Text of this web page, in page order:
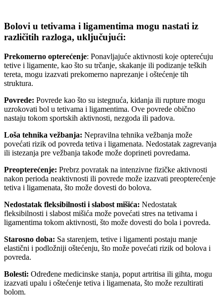
Bolovi u tetivama i ligamentima mogu nastati iz
različitih razloga, uključujući:
Prekomerno opterećenje: Ponavljajuće aktivnosti koje opterećuju
tetive i ligamente, kao što su trčanje, skakanje ili podizanje teških
tereta, mogu izazvati prekomerno naprezanje i oštećenje tih
struktura.
Povrede: Povrede kao što su istegnuća, kidanja ili rupture mogu
uzrokovati bol u tetivama i ligamentima. Ove povrede obično
nastaju tokom sportskih aktivnosti, nezgoda ili padova.
Loša tehnika vežbanja: Nepravilna tehnika vežbanja može
povećati rizik od povreda tetiva i ligamenata. Nedostatak zagrevanja
ili istezanja pre vežbanja takođe može doprineti povredama.
Preopterećenje: Prebrz povratak na intenzivne fizičke aktivnosti
nakon perioda neaktivnosti ili povrede može izazvati preopterećenje
tetiva i ligamenata, što može dovesti do bolova.
Nedostatak fleksibilnosti i slabost mišića: Nedostatak
fleksibilnosti i slabost mišića može povećati stres na tetivama i
ligamentima tokom aktivnosti, što može dovesti do bola i povreda.
Starosno doba: Sa starenjem, tetive i ligamenti postaju manje
elastični i podložniji oštećenju, što može povećati rizik od bolova i
povreda.
Bolesti: Određene medicinske stanja, poput artritisa ili gihta, mogu
izazvati upalu i oštećenje tetiva i ligamenata, što može rezultirati
bolom.